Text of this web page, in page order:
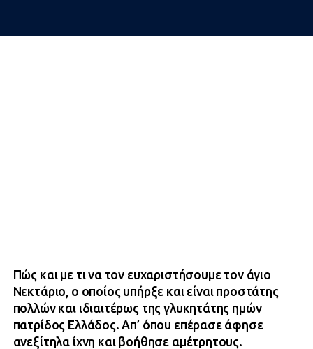
Πώς και με τι να τον ευχαριστήσουμε τον άγιο
Νεκτάριο, ο οποίος υπήρξε και είναι προστάτης
πολλών και ιδιαιτέρως της γλυκητάτης ημών
πατρίδος Ελλάδος. Απ’ όπου επέρασε άφησε
ανεξίτηλα ίχνη και βοήθησε αμέτρητους.